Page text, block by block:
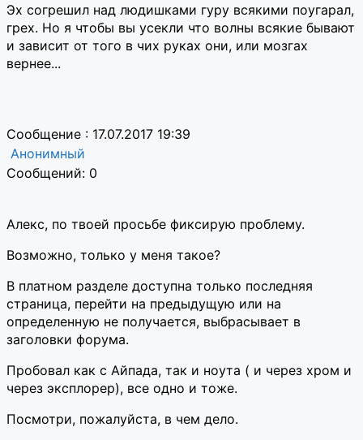
Эх согрешил над людишками гуру всякими поугарал,
грех. Но я чтобы вы усекли что волны всякие бывают
и зависит от того в чих руках они, или мозгах
вернее...
Сообщение : 17.07.2017 19:39
Анонимный
Сообщений: 0
Алекс, по твоей просьбе фиксирую проблему.
Возможно, только у меня такое?
В платном разделе доступна только последняя
страница, перейти на предыдущую или на
определенную не получается, выбрасывает в
заголовки форума.
Пробовал как с Айпада, так и ноута ( и через хром и
через эксплорер), все одно и тоже.
Посмотри, пожалуйста, в чем дело.